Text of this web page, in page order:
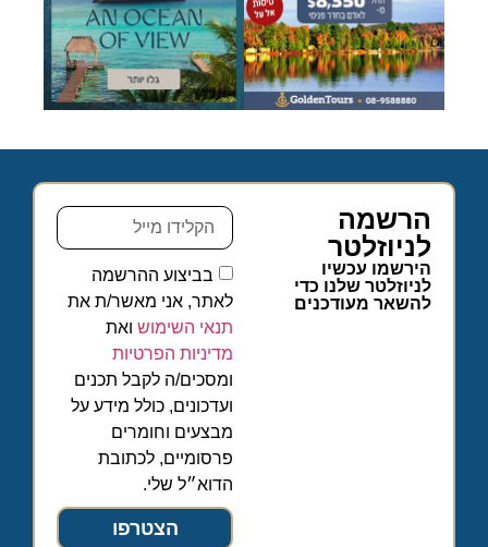
הרשמה
לניוזלטר
הירשמו עכשיו
לניוזלטר שלנו כדי
להשאר מעודכנים
בביצוע ההרשמה
לאתר, אני מאשר/ת את
תנאי השימוש ואת
מדיניות הפרטיות
ומסכים/ה לקבל תכנים
ועדכונים, כולל מידע על
מבצעים וחומרים
פרסומיים, לכתובת
הדוא״ל שלי.
הצטרפו